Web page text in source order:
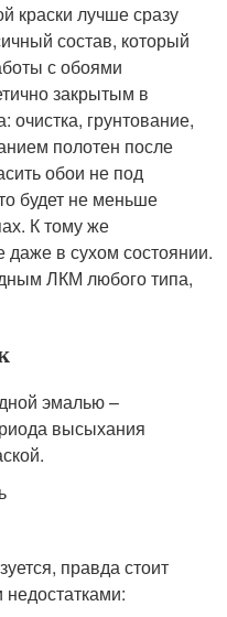
краски лучше сразу
состав, который
с обоями
закрытым в
очистка, грунтование,
полотен после
обои не под
будет не меньше
К тому же
даже в сухом состоянии.
ЛКМ любого типа,
эмалью –
высыхания
правда стоит
недостатками: